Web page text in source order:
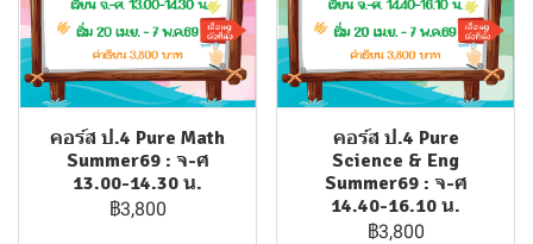
คอร์ส ป.4 Pure Math
Summer69 : จ-ศ
13.00-14.30 น.
฿3,800
คอร์ส ป.4 Pure
Science & Eng
Summer69 : จ-ศ
14.40-16.10 น.
฿3,800